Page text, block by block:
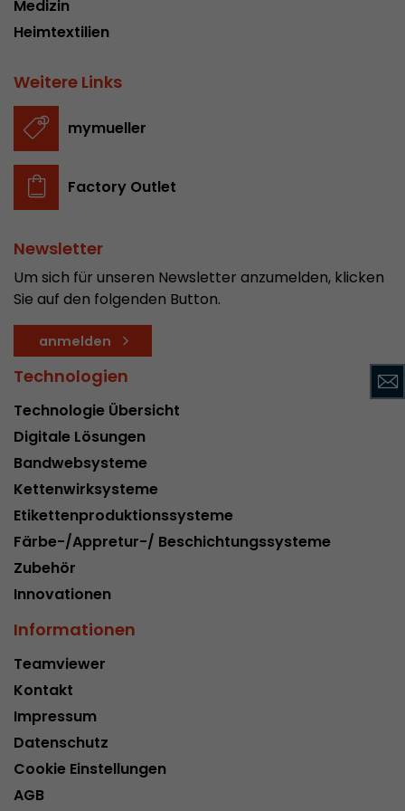
Medizin
Heimtextilien
Weitere Links
mymueller
Factory Outlet
Newsletter
Um sich für unseren Newsletter anzumelden, klicken
Sie auf den folgenden Button.
anmelden
Technologien
Technologie Übersicht
Digitale Lösungen
Bandwebsysteme
Kettenwirksysteme
Etikettenproduktionssysteme
Färbe-/Appretur-/ Beschichtungssysteme
Zubehör
Innovationen
Informationen
Teamviewer
Kontakt
Impressum
Datenschutz
Cookie Einstellungen
AGB
Zweck
Dieses Cookie gehört der Vergangenheit an
wird dieses Cookie dennoch geschrieben und
__utmz
Provider www.google.com/analytics/
Zweck
Dieses Cookie ist das Besucherquellen Cookie.
Besucherquellen Informationen des aktuellen
Informationen welche über Kampagnen
übergeben wurden. Ebenfalls speichert dieses
Besucherquelle des letztes Besuches anderst
aktuelle. Wenn keine Informationen zur
werden können so wird das Cookie nicht
Conversions und E-Commerce Transaktionen
Informationen über vergangene
Name
Provider
Laufzeit 2 Jahre